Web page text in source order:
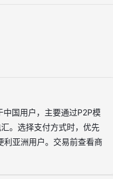
国用户，主要通过P2P模
。选择支付方式时，优先
亚洲用户。交易前查看商